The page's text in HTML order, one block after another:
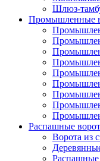
Шлюз-
Промышленные
Распашные
Ворота из
Распашные